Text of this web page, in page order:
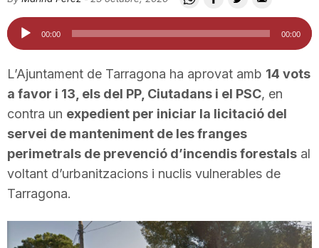
u
t
a
Reproductor
d'àudio
00:00 00:00
L’Ajuntament de Tarragona ha aprovat amb 14 vots
a favor i 13, els del PP, Ciutadans i el PSC, en
contra un expedient per iniciar la licitació del
servei de manteniment de les franges
perimetrals de prevenció d’incendis forestals al
voltant d’urbanitzacions i nuclis vulnerables de
Tarragona.